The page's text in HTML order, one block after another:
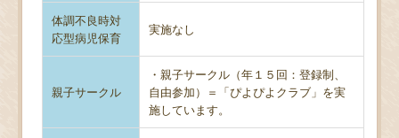
体調不良時対
応型病児保育
実施なし
親子サークル
・親子サークル（年１５回：登録制、
自由参加）＝「ぴよぴよクラブ」を実
施しています。